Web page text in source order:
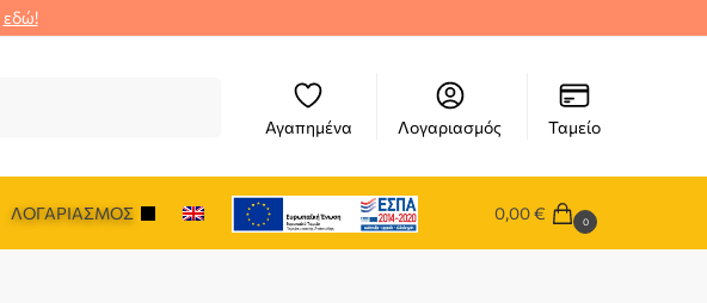
εδώ!
Αγαπημένα Λογαριασμός Ταμείο
ΛΟΓΑΡΙΑΣΜΌΣ 0,00€ 0